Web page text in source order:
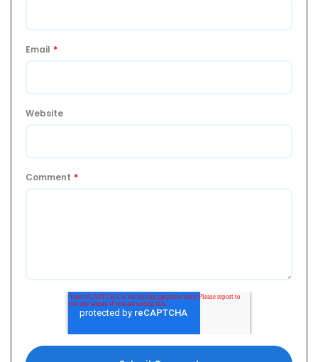
Email *
Website
Comment *